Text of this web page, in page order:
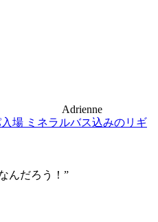
Adrienne
場 ミネラルバス込みのリギ
んだろう！”